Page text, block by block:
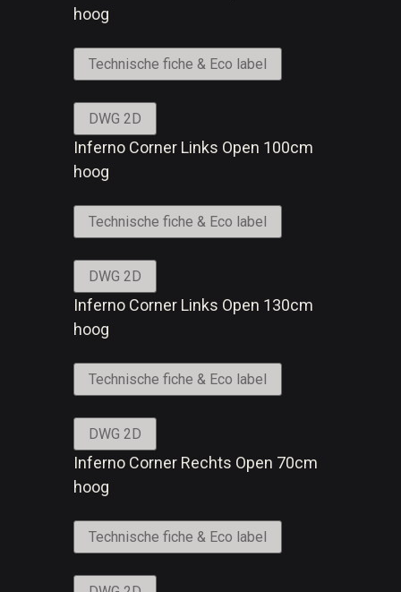
hoog
Technische fiche & Eco label
DWG 2D
Inferno Corner Links Open 100cm
hoog
Technische fiche & Eco label
DWG 2D
Inferno Corner Links Open 130cm
hoog
Technische fiche & Eco label
DWG 2D
Inferno Corner Rechts Open 70cm
hoog
Technische fiche & Eco label